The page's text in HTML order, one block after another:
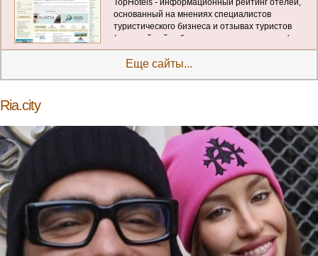
основанный на мнениях специалистов
туристического бизнеса и отзывах туристов
(ведущий сайт об отелях на русском языке)
Еще сайты...
Ria.city